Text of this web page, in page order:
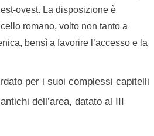
ovest. La disposizione è
romano, volto non tanto a
bensì a favorire l’accesso e la
per i suoi complessi capitelli
dell’area, datato al III